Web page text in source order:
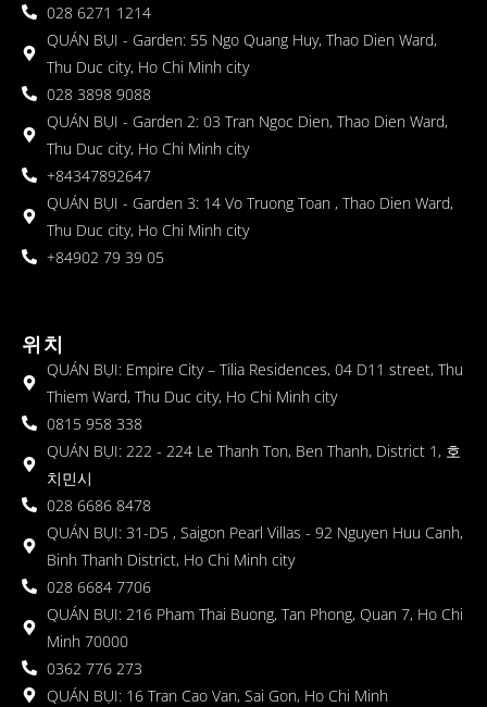
028 6271 1214
QUÁN BỤI - Garden: 55 Ngo Quang Huy, Thao Dien Ward,
Thu Duc city, Ho Chi Minh city
028 3898 9088
QUÁN BỤI - Garden 2: 03 Tran Ngoc Dien, Thao Dien Ward,
Thu Duc city, Ho Chi Minh city
+84347892647
QUÁN BỤI - Garden 3: 14 Vo Truong Toan , Thao Dien Ward,
Thu Duc city, Ho Chi Minh city
+84902 79 39 05
위치
QUÁN BỤI: Empire City – Tilia Residences, 04 D11 street, Thu
Thiem Ward, Thu Duc city, Ho Chi Minh city
0815 958 338
QUÁN BỤI: 222 - 224 Le Thanh Ton, Ben Thanh, District 1, 호
치민시
028 6686 8478
QUÁN BỤI: 31-D5 , Saigon Pearl Villas - 92 Nguyen Huu Canh,
Binh Thanh District, Ho Chi Minh city
028 6684 7706
QUÁN BỤI: 216 Pham Thai Buong, Tan Phong, Quan 7, Ho Chi
Minh 70000
0362 776 273
QUÁN BỤI: 16 Tran Cao Van, Sai Gon, Ho Chi Minh